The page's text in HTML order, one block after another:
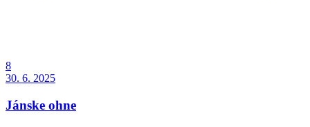
8
30. 6. 2025
Jánske ohne